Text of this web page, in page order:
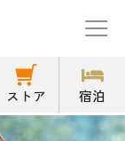
ストア 宿泊